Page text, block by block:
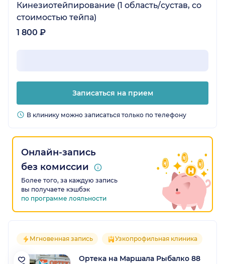
Кинезиотейпирование (1 область/сустав, со
стоимостью тейпа)
1 800 ₽
Записаться на прием
В клинику можно записаться только по телефону
Онлайн-запись
без комиссии
Более того, за каждую запись
вы получаете кэшбэк
по программе лояльности
Мгновенная запись Узкопрофильная клиника
Ортека на Маршала Рыбалко 88